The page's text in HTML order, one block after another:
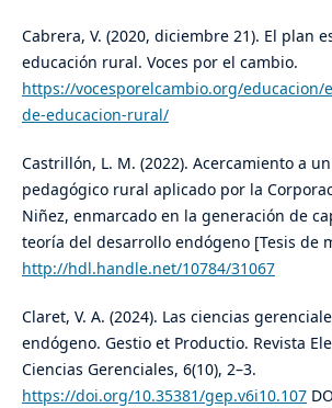
Cabrera, V. (2020, diciembre 21). El plan
educación rural. Voces por el cambio.
https://vocesporelcambio.org/educacion/
de-educacion-rural/
Castrillón, L. M. (2022). Acercamiento a
pedagógico rural aplicado por la
Niñez, enmarcado en la generación de
teoría del desarrollo endógeno [Tesis de
http://hdl.handle.net/10784/31067
Claret, V. A. (2024). Las ciencias
endógeno. Gestio et Productio. Revista
Ciencias Gerenciales, 6(10), 2–3.
https://doi.org/10.35381/gep.v6i10.107